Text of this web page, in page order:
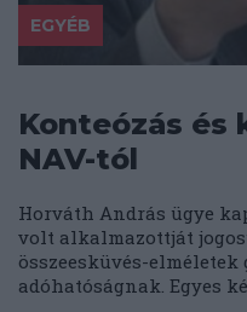
EGYÉB
Konteózás és
NAV-tól
Horváth András ügye
volt alkalmazottját
összeesküvés-
adóhatóságnak. Egyes